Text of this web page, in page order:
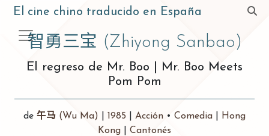
El cine chino traducido en España
智勇三宝 (Zhiyong Sanbao)
El regreso de Mr. Boo
Mr. Boo Meets
Pom Pom
de 午马 (Wu Ma) 1985 Acción • Comedia
Hong
Kong
Cantonés